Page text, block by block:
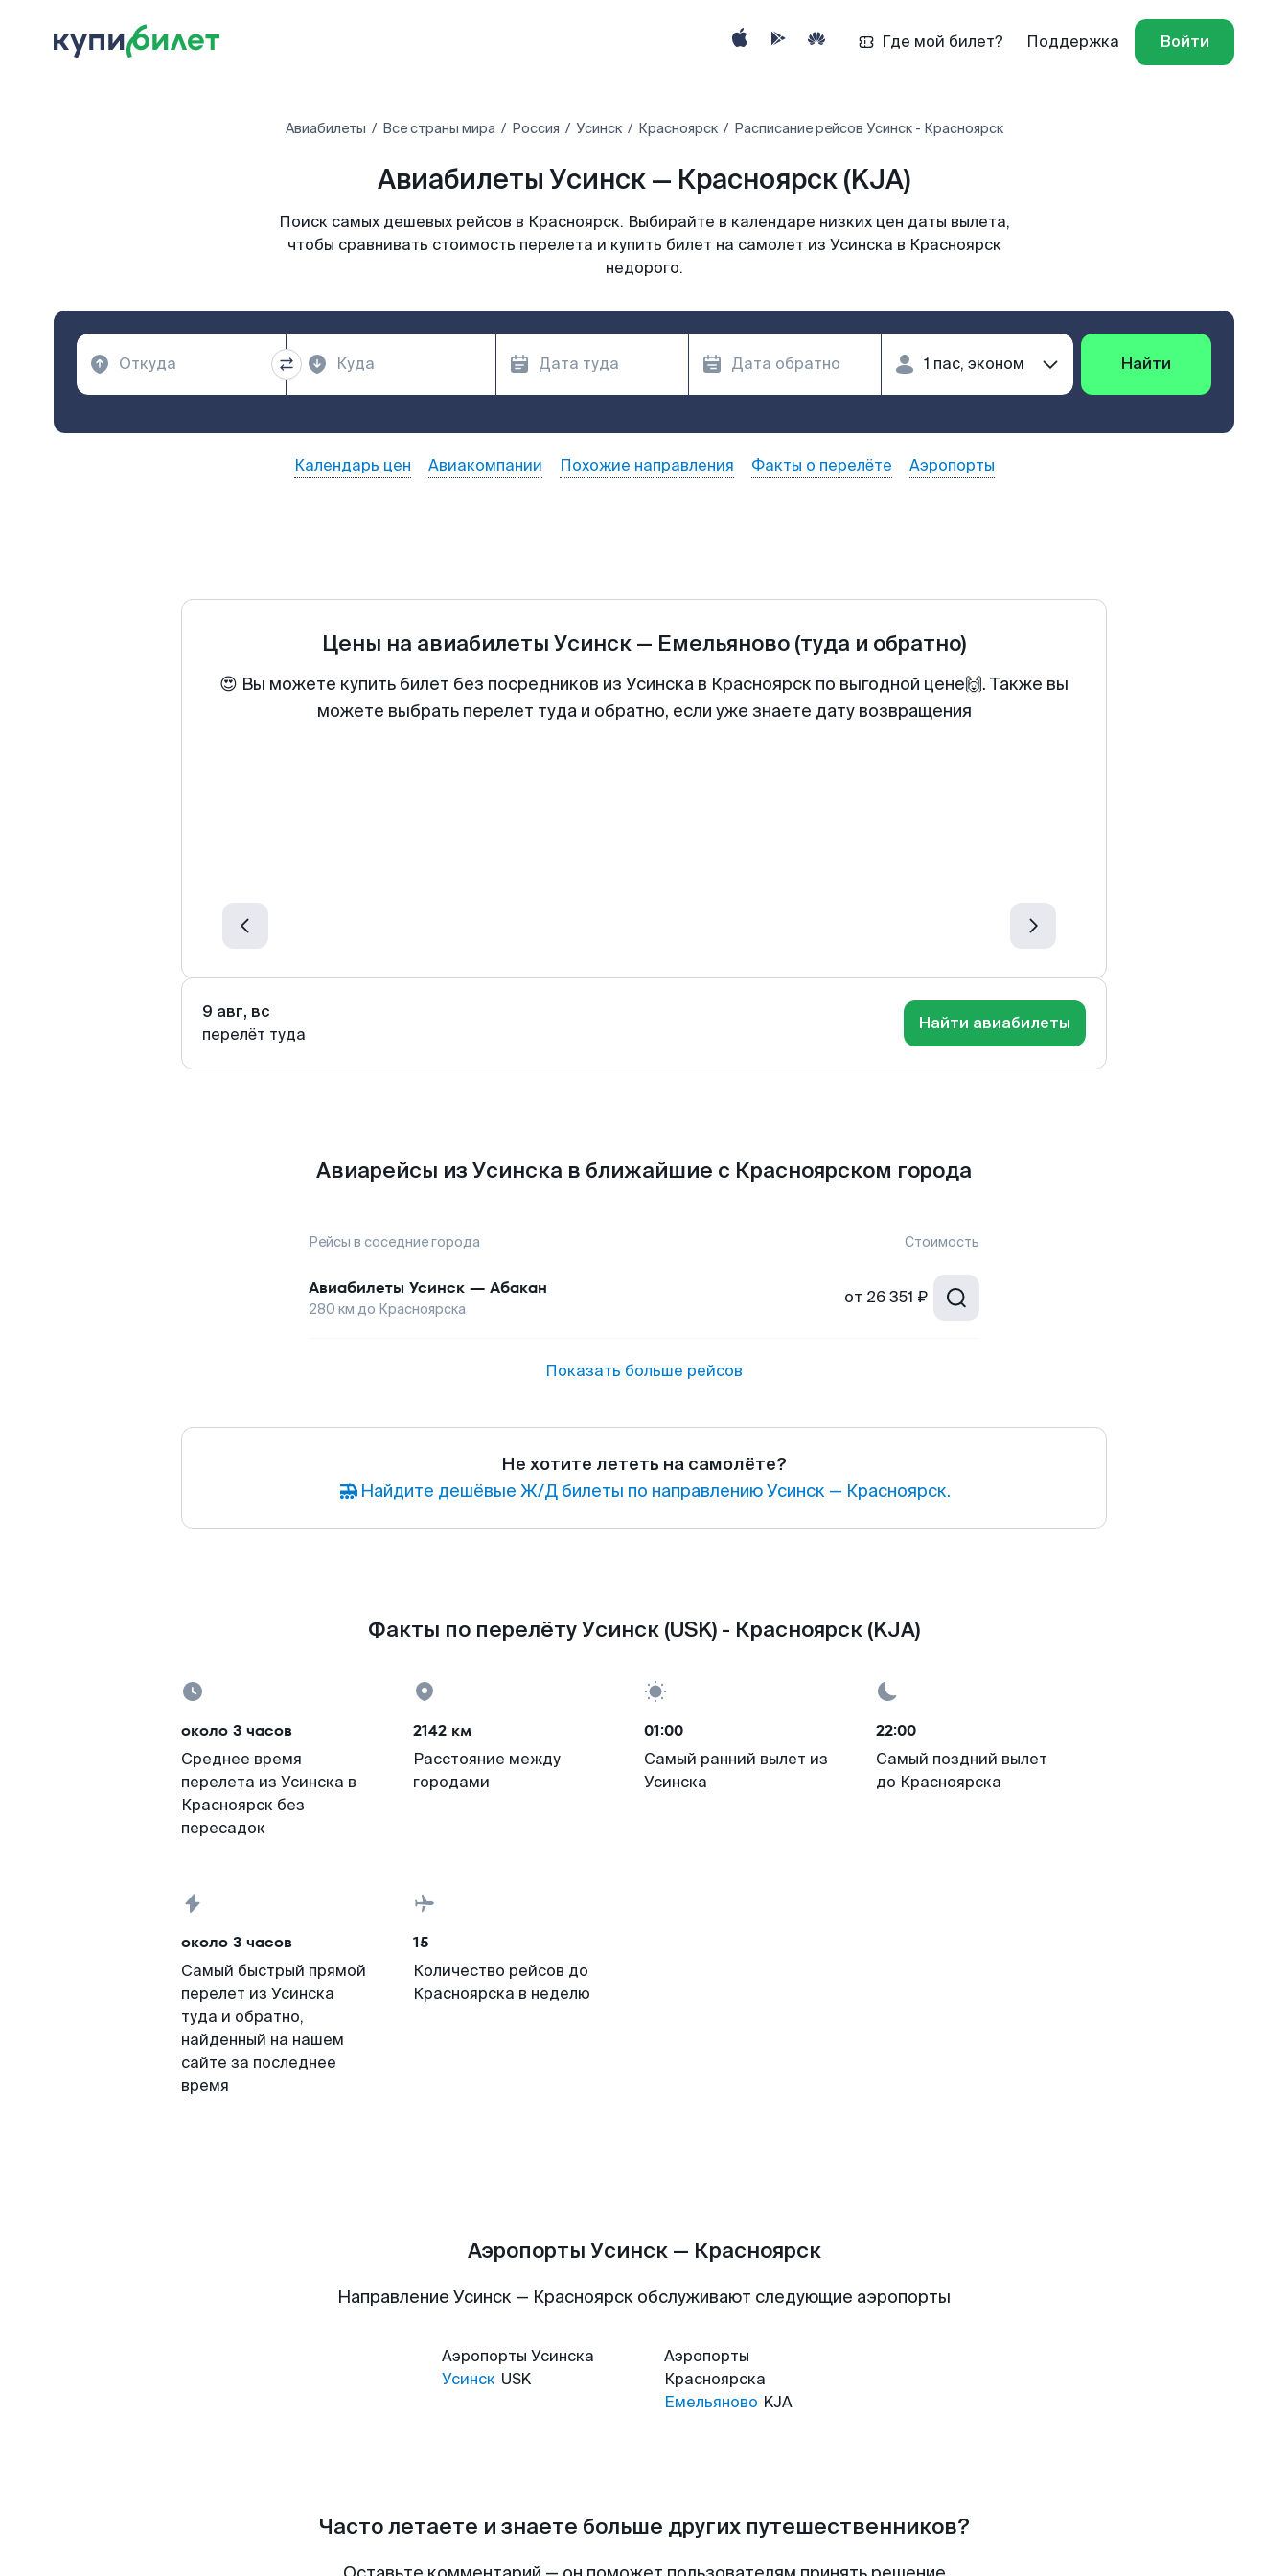
Где мой билет? Поддержка Войти
Авиабилеты Все страны мира Россия Усинск Красноярск Расписание рейсов Усинск - Красноярск
Авиабилеты Усинск — Красноярск (KJA)
Поиск самых дешевых рейсов в Красноярск. Выбирайте в календаре низких цен даты вылета,
чтобы сравнивать стоимость перелета и купить билет на самолет из Усинска в Красноярск
недорого.
Найти
Календарь цен Авиакомпании Похожие направления Факты о перелёте Аэропорты
Цены на авиабилеты Усинск — Емельяново (туда и обратно)
😍 Вы можете купить билет без посредников из Усинска в Красноярск по выгодной цене🙌. Также вы
можете выбрать перелет туда и обратно, если уже знаете дату возвращения
9 авг, вс
перелёт туда
Найти авиабилеты
Авиарейсы из Усинска в ближайшие с Красноярском города
Рейсы в соседние города Стоимость
Авиабилеты Усинск — Абакан
280 км до Красноярска
от 26 351 ₽
Показать больше рейсов
Не хотите лететь на самолёте?
Найдите дешёвые Ж/Д билеты по направлению Усинск — Красноярск.
Факты по перелёту Усинск (USK) - Красноярск (KJA)
около 3 часов
Среднее время
перелета из Усинска в
Красноярск без
пересадок
2142 км
Расстояние между
городами
01:00
Самый ранний вылет из
Усинска
22:00
Самый поздний вылет
до Красноярска
около 3 часов
Самый быстрый прямой
перелет из Усинска
туда и обратно,
найденный на нашем
сайте за последнее
время
15
Количество рейсов до
Красноярска в неделю
Аэропорты Усинск — Красноярск
Направление Усинск — Красноярск обслуживают следующие аэропорты
Аэропорты Усинска
Усинск USK
Аэропорты
Красноярска
Емельяново KJA
Часто летаете и знаете больше других путешественников?